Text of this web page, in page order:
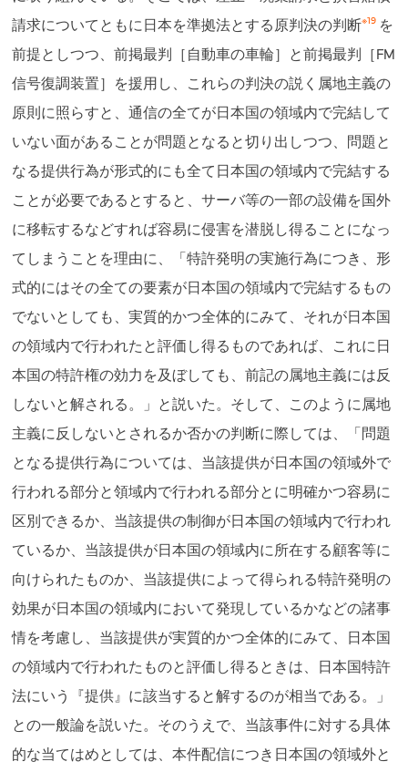
請求についてともに日本を準拠法とする原判決の判断※19 を
前提としつつ、前掲最判［自動車の車輪］と前掲最判［FM
信号復調装置］を援用し、これらの判決の説く属地主義の
原則に照らすと、通信の全てが日本国の領域内で完結して
いない面があることが問題となると切り出しつつ、問題と
なる提供行為が形式的にも全て日本国の領域内で完結する
ことが必要であるとすると、サーバ等の一部の設備を国外
に移転するなどすれば容易に侵害を潜脱し得ることになっ
てしまうことを理由に、「特許発明の実施行為につき、形
式的にはその全ての要素が日本国の領域内で完結するもの
でないとしても、実質的かつ全体的にみて、それが日本国
の領域内で行われたと評価し得るものであれば、これに日
本国の特許権の効力を及ぼしても、前記の属地主義には反
しないと解される。」と説いた。そして、このように属地
主義に反しないとされるか否かの判断に際しては、「問題
となる提供行為については、当該提供が日本国の領域外で
行われる部分と領域内で行われる部分とに明確かつ容易に
区別できるか、当該提供の制御が日本国の領域内で行われ
ているか、当該提供が日本国の領域内に所在する顧客等に
向けられたものか、当該提供によって得られる特許発明の
効果が日本国の領域内において発現しているかなどの諸事
情を考慮し、当該提供が実質的かつ全体的にみて、日本国
の領域内で行われたものと評価し得るときは、日本国特許
法にいう『提供』に該当すると解するのが相当である。」
との一般論を説いた。そのうえで、当該事件に対する具体
的な当てはめとしては、本件配信につき日本国の領域外と